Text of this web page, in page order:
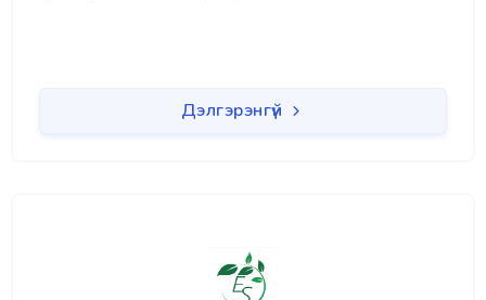
Дэлгэрэнгүй